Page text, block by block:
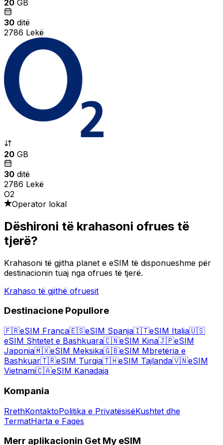
20 GB
30 ditë
2786 Lekë
20 GB
30 ditë
2786 Lekë
O2
Operator lokal
Dëshironi të krahasoni ofrues të
tjerë?
Krahasoni të gjitha planet e eSIM të disponueshme për
destinacionin tuaj nga ofrues të tjerë.
Krahaso të gjithë ofruesit
Destinacione Popullore
🇫🇷eSIM Franca🇪🇸eSIM Spanja🇮🇹eSIM Italia🇺🇸
eSIM Shtetet e Bashkuara🇨🇳eSIM Kina🇯🇵eSIM
Japonia🇲🇽eSIM Meksika🇬🇧eSIM Mbretëria e
Bashkuar🇹🇷eSIM Turqia🇹🇭eSIM Tajlanda🇻🇳eSIM
Vietnami🇨🇦eSIM Kanadaja
Kompania
RrethKontaktoPolitika e PrivatësisëKushtet dhe
TermatHarta e Faqes
Merr aplikacionin Get My eSIM